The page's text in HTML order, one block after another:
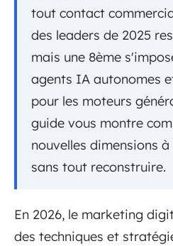
tout contact
des leaders de 2025
mais une 8ème
agents IA autonomes
pour les moteurs
guide vous montre
nouvelles dimensions
sans tout reconstruire.
En 2026, le marketing
des techniques et